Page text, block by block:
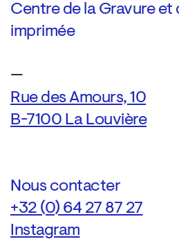
Centre de la Gravure et
imprimée
—
Rue des Amours, 10
B-7100 La Louvière
Nous contacter
+32 (0) 64 27 87 27
Instagram